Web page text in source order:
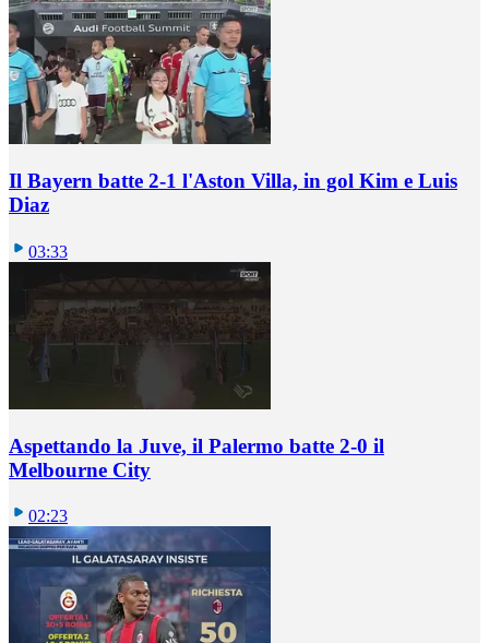
Il Bayern batte 2-1 l'Aston Villa, in gol Kim e Luis
Diaz
03:33
Aspettando la Juve, il Palermo batte 2-0 il
Melbourne City
02:23